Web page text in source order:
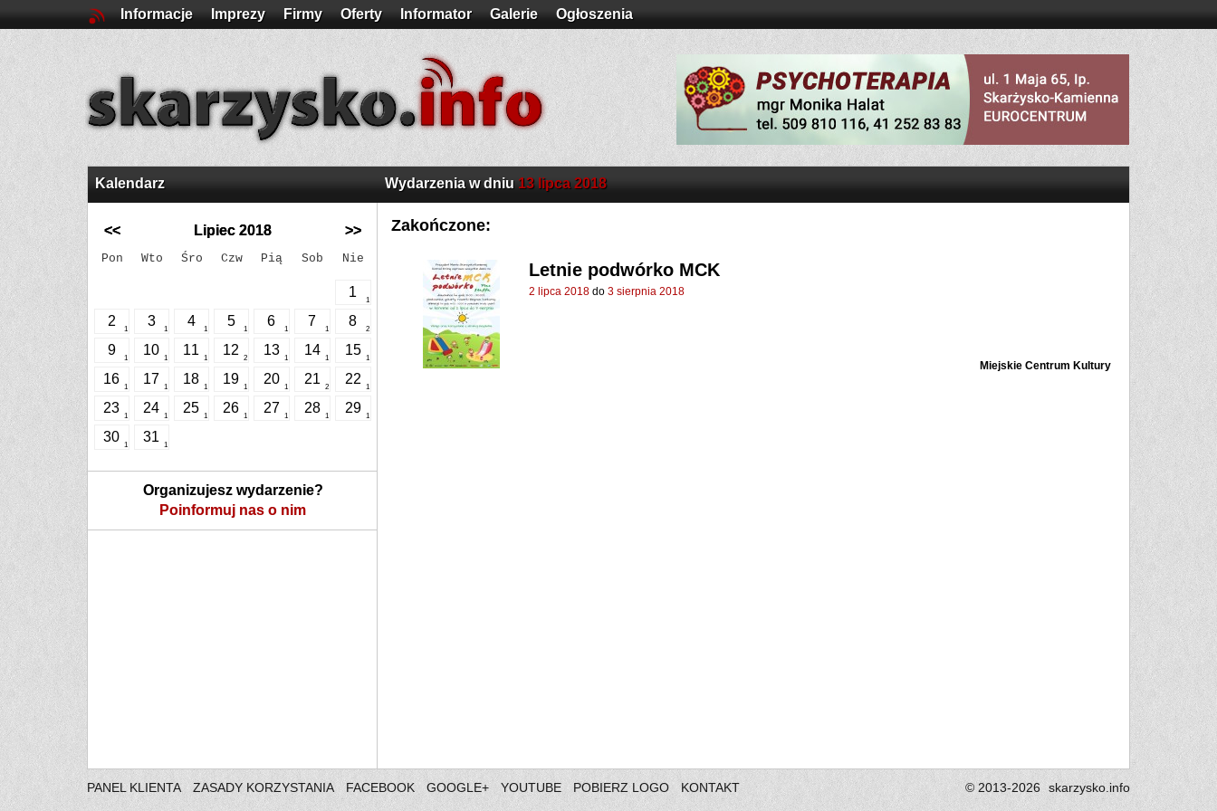
Informacje Imprezy Firmy Oferty Informator Galerie Ogłoszenia
Kalendarz
<< Lipiec 2018 >>
Pon Wto Śro Czw Pią Sob Nie
1
1
2
1
3
1
4
1
5
1
6
1
7
1
8
2
9
1
10
1
11
1
12
2
13
1
14
1
15
1
16
1
17
1
18
1
19
1
20
1
21
2
22
1
23
1
24
1
25
1
26
1
27
1
28
1
29
1
30
1
31
1
Organizujesz wydarzenie?
Poinformuj nas o nim
Wydarzenia w dniu 13 lipca 2018
Zakończone:
Letnie podwórko MCK
2 lipca 2018 do 3 sierpnia 2018
Miejskie Centrum Kultury
PANEL KLIENTA ZASADY KORZYSTANIA FACEBOOK GOOGLE+ YOUTUBE POBIERZ LOGO KONTAKT © 2013-2026 skarzysko.info